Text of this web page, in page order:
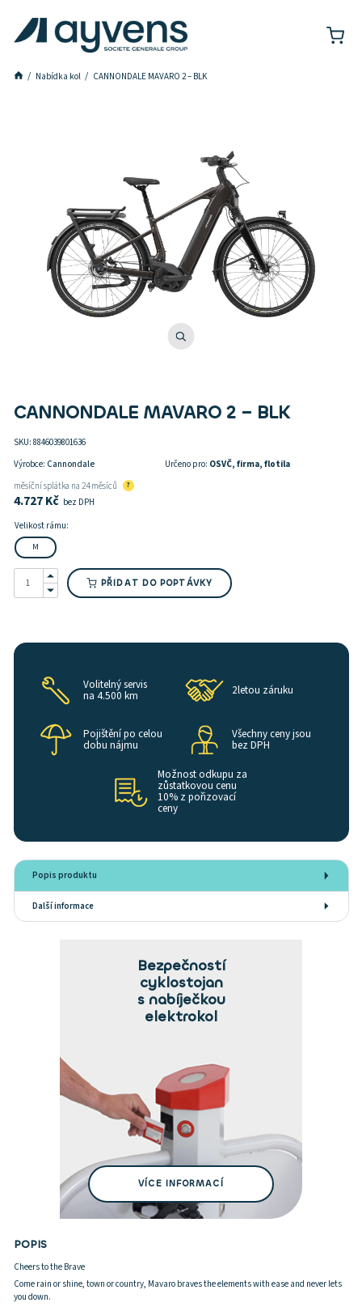
Nabídka kol CANNONDALE MAVARO 2 – BLK
CANNONDALE MAVARO 2 – BLK
SKU: 8846039801636
Výrobce: Cannondale Určeno pro: OSVČ, firma, flotila
?
měsíční splátka na 24 měsíců
4.727Kč bez DPH
Velikost rámu:
M
CANNONDALE
MAVARO
PŘIDAT DO POPTÁVKY
Volitelný servis
na 4.500 km 2letou záruku
Pojištění po celou
dobu nájmu
Všechny ceny jsou
bez DPH
Možnost odkupu za
zůstatkovou cenu
10% z pořizovací
ceny
Popis produktu
Další informace
Bezpečností
cyklostojan
s nabíječkou
elektrokol
VÍCE INFORMACÍ
POPIS
Cheers to the Brave
Come rain or shine, town or country, Mavaro braves the elements with ease and never lets
you down.